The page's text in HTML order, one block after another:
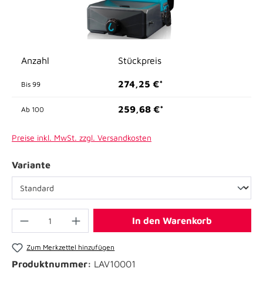
Anzahl Stückpreis
Bis 99 274,25 €*
Ab 100 259,68 €*
Preise inkl. MwSt. zzgl. Versandkosten
Variante
In den Warenkorb
Zum Merkzettel hinzufügen
Produktnummer: LAV10001